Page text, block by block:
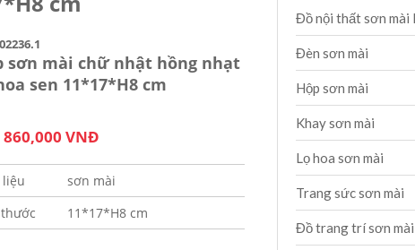
sơn mài chữ nhật hồng nhạt
sen 11*17*H8 cm
860,000 VNĐ
liệu
sơn mài
11*17*H8 cm
Đồ nội thất sơn mài
Đèn sơn mài
Hộp sơn mài
Khay sơn mài
Lọ hoa sơn mài
Trang sức sơn mài
Đồ trang trí sơn mài